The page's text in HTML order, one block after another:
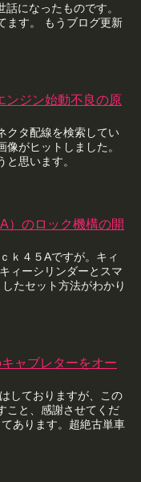
になったものです。
ます。 もうブログ更新
ンジン始動不良の原
クタ配線を検索してい
がヒットしました。
思います。
）のロック機構の開
ｋ４５Aですが。キィ
ィーシリンダーとスマ
たセット方法がわかり
ャブレターをオー
しておりますが、この
こと、感謝させてくだ
あります。超絶古単車